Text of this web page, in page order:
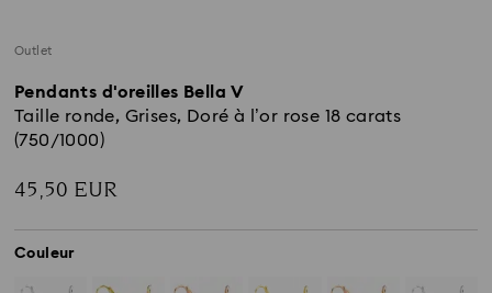
Outlet
Pendants d'oreilles Bella V
Taille ronde, Grises, Doré à l’or rose 18 carats
(750/1000)
45,50 EUR
Couleur